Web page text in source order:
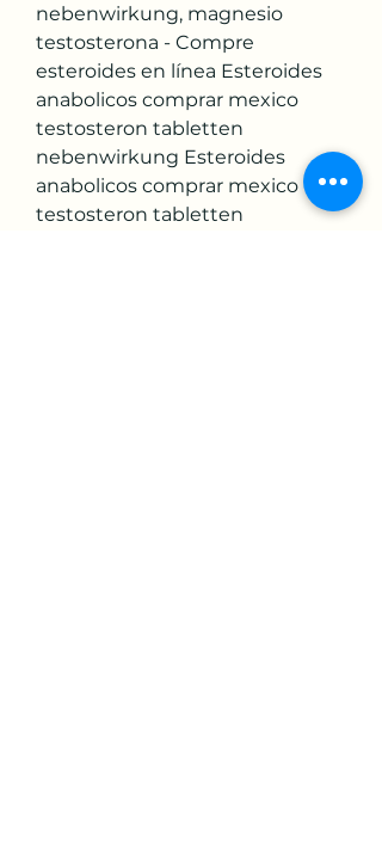
nebenwirkung, magnesio
testosterona - Compre
esteroides en línea Esteroides
anabolicos comprar mexico
testosteron tabletten
nebenwirkung Esteroides
anabolicos comprar mexico
testosteron tabletten